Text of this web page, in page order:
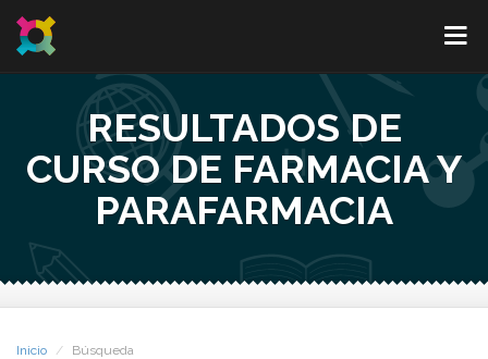
RESULTADOS DE
CURSO DE FARMACIA Y
PARAFARMACIA
Inicio Búsqueda